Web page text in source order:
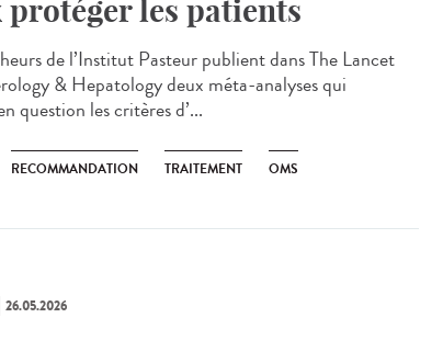
protéger les patients
de l’Institut Pasteur publient dans The Lancet
& Hepatology deux méta-analyses qui
question les critères d’...
RECOMMANDATION TRAITEMENT OMS
26.05.2026